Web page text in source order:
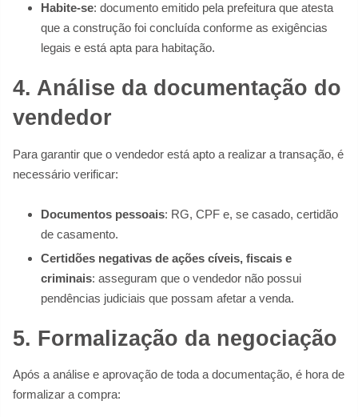
Habite-se: documento emitido pela prefeitura que atesta
que a construção foi concluída conforme as exigências
legais e está apta para habitação.
4. Análise da documentação do
vendedor
Para garantir que o vendedor está apto a realizar a transação, é
necessário verificar:
Documentos pessoais: RG, CPF e, se casado, certidão
de casamento.
Certidões negativas de ações cíveis, fiscais e
criminais: asseguram que o vendedor não possui
pendências judiciais que possam afetar a venda.
5. Formalização da negociação
Após a análise e aprovação de toda a documentação, é hora de
formalizar a compra: